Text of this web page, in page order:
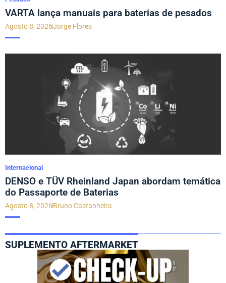
VARTA lança manuais para baterias de pesados
Agosto 8, 2026Jorge Flores
Internacional
DENSO e TÜV Rheinland Japan abordam temática
do Passaporte de Baterias
Agosto 8, 2026Bruno Castanheira
SUPLEMENTO AFTERMARKET